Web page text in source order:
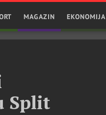
MAGAZIN EKONOMIJA
Split